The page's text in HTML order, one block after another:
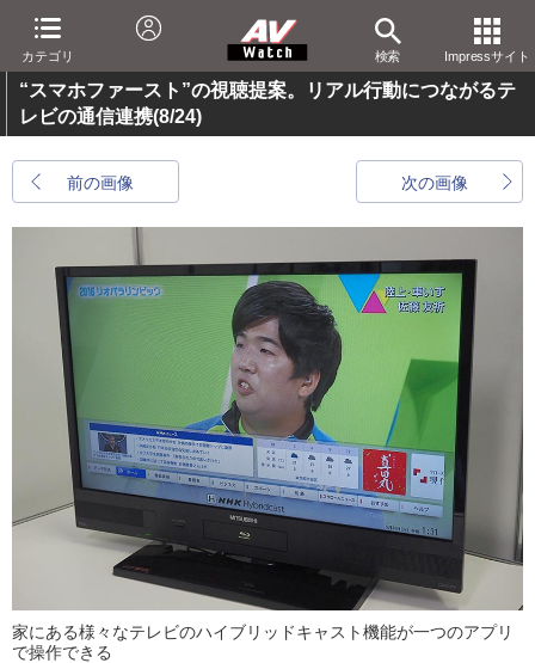
カテゴリ 検索 Impressサイト
“スマホファースト”の視聴提案。リアル行動につながるテ
レビの通信連携(8/24)
前の画像 次の画像
家にある様々なテレビのハイブリッドキャスト機能が一つのアプリ
で操作できる